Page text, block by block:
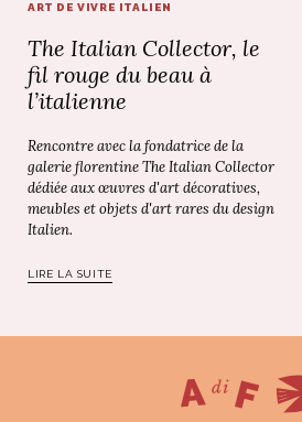
ART DE VIVRE ITALIEN
The Italian Collector, le
fil rouge du beau à
l’italienne
Rencontre avec la fondatrice de la
galerie florentine The Italian Collector
dédiée aux œuvres d'art décoratives,
meubles et objets d'art rares du design
Italien.
LIRE LA SUITE